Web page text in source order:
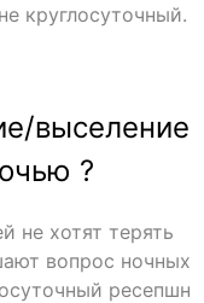
круглосуточный.
выселение
?
не хотят терять
вопрос ночных
ресепшн